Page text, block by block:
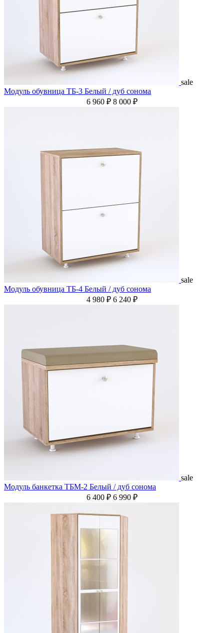
sale
Модуль обувница ТБ-3 Белый / дуб сонома
6 960 ₽ 8 000 ₽
sale
Модуль обувница ТБ-4 Белый / дуб сонома
4 980 ₽ 6 240 ₽
sale
Модуль банкетка ТБМ-2 Белый / дуб сонома
6 400 ₽ 6 990 ₽